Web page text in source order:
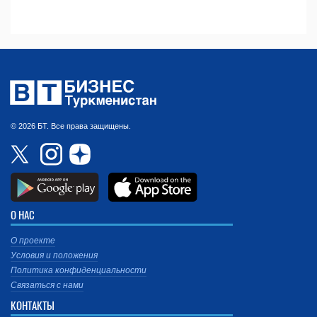
© 2026 БТ. Все права защищены.
О НАС
О проекте
Условия и положения
Политика конфиденциальности
Связаться с нами
КОНТАКТЫ